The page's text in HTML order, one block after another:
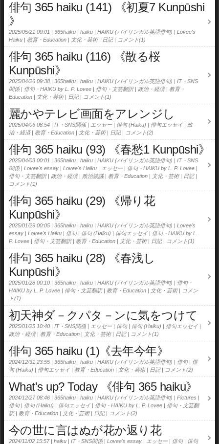
俳句 365 haiku (141) 《初夏7 Kunpūshi
》
2025/05/21 00:01 365haiku haiku HAIKU (バイリンガル英語俳句)
Lovee's
Haiku
教育・Education 文化・芸術 日記 コメント(1)
俳句 365 haiku (116) 《散る桜
Kunpūshi》
2025/04/26 09:38 365haiku haiku HAIKU (バイリンガル英語俳句)
IT・SNS
関係
俳句・HAIKU by L. P. Lovee 俳句・文芸翻訳 政治・経済
教育・
Education
文化・芸術 日記 コメント(1)
麗かやテレビ画面をアレンジし
2025/04/06 08:54 IT・SNS関係 エッセー 俳句 (Haiku) 俳句エッセイ
政
治・経済
教育・Education 文化・芸術 日記 コメント(2)
俳句 365 haiku (93) 《春愁1 Kunpūshi》
2025/04/03 00:01 365haiku haiku HAIKU (バイリンガル英語俳句)
IT・SNS
関係
Lovee's essay Lovee's Haiku エッセー
俳句・HAIKU by L. P. Lovee
俳句・文芸翻訳
政治・経済 政治談議 教育・Education 文化・芸術
日記
コメント(1)
俳句 365 haiku (29) 《帰り花
Kunpūshi》
2025/01/29 00:05 365haiku haiku HAIKU (バイリンガル英語俳句)
Lovee's
essay
Lovee's Haiku 俳句 俳句 (Haiku) 俳句エッセイ
俳句・HAIKU by L.
P. Lovee
俳句・文芸翻訳 教育・Education 文化・芸術 日記 コメント(1)
俳句 365 haiku (28) 《春浅し
Kunpūshi》
2025/01/28 00:10 365haiku haiku HAIKU (バイリンガル英語俳句)
俳句・
HAIKU by L. P. Lovee
俳句・文芸翻訳 教育・Education 文化・芸術
コメン
ト(1)
初天神ダ－クパタ－ンに気をつけて
2025/01/25 10:40 IT・SNS関係 エッセー 俳句 俳句 (Haiku)
俳句エッセイ
政治・経済
教育・Education 文化・芸術 日記 コメント(1)
俳句 365 haiku (1)《去年今年》
2024/12/31 23:55 365haiku haiku HAIKU (バイリンガル英語俳句) 俳句
俳
句 (Haiku)
俳句エッセイ 教育・Education 文化・芸術 日記 コメント(2)
What's up? Today 《俳句 365 haiku》
2024/12/27 08:46 365haiku haiku HAIKU (バイリンガル英語俳句)
Pictures
俳句
俳句 (Haiku) 俳句エッセイ 俳句・HAIKU by L. P. Lovee
俳句・文芸翻
訳
教育・Education 文化・芸術 日記 コメント(2)
今の世に言はぬが花か返り花
2024/11/02 15:57 haiku IT・SNS関係 Lovee's essay エッセー 俳句 俳句